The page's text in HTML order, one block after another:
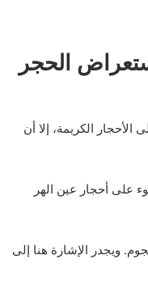
الحجر
الأحجار الكريمة، إلا أن
على أحجار عين الهر
ويجدر الإشارة هنا إلى